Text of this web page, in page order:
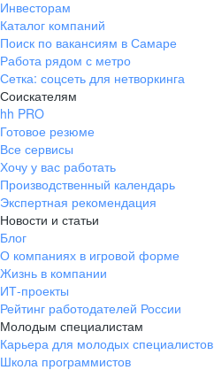
Инвесторам
Каталог компаний
Поиск по вакансиям в Самаре
Работа рядом с метро
Сетка: соцсеть для нетворкинга
Соискателям
hh PRO
Готовое резюме
Все сервисы
Хочу у вас работать
Производственный календарь
Экспертная рекомендация
Новости и статьи
Блог
О компаниях в игровой форме
Жизнь в компании
ИТ-проекты
Рейтинг работодателей России
Молодым специалистам
Карьера для молодых специалистов
Школа программистов